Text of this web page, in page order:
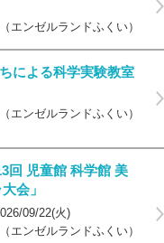
エンゼルランドふくい）
による科学実験教室
エンゼルランドふくい）
回 児童館 科学館 美
会」
09/22(火)
エンゼルランドふくい）